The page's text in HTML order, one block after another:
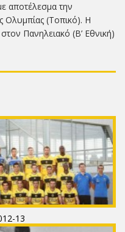
αποτέλεσμα την
Ολυμπίας (Τοπικό). Η
Πανηλειακό (Β’ Εθνική)
13